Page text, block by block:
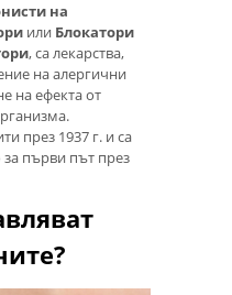
на
или Блокатори
, са лекарства,
на алергични
на ефекта от
през 1937 г. и са
първи път през